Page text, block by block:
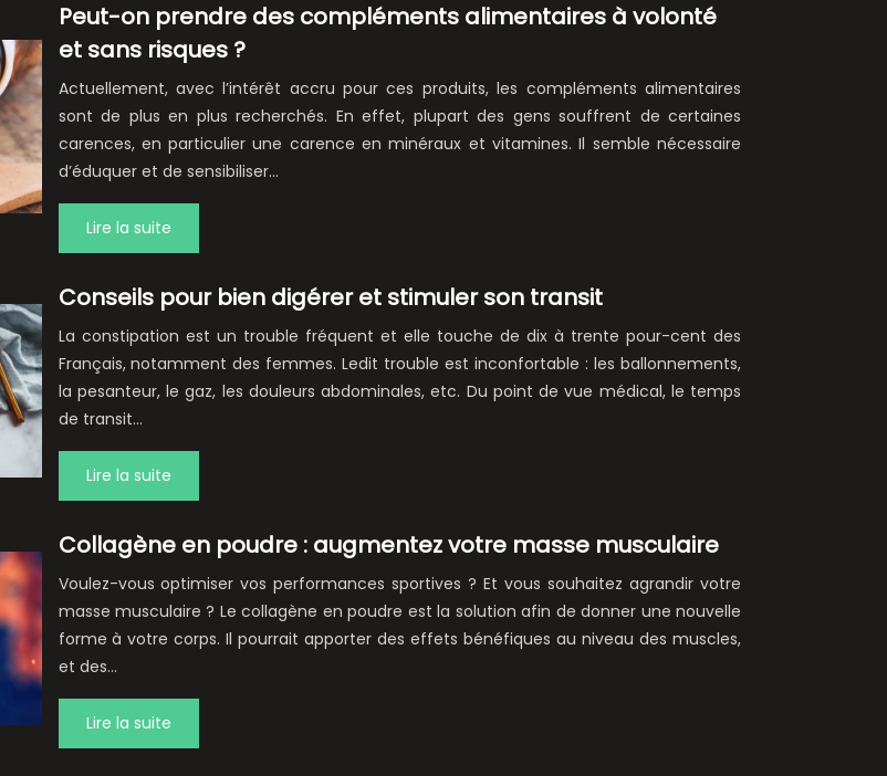
Peut-on prendre des compléments alimentaires à volonté
et sans risques ?
Actuellement, avec l’intérêt accru pour ces produits, les compléments alimentaires
sont de plus en plus recherchés. En effet, plupart des gens souffrent de certaines
carences, en particulier une carence en minéraux et vitamines. Il semble nécessaire
d’éduquer et de sensibiliser…
Lire la suite
Conseils pour bien digérer et stimuler son transit
La constipation est un trouble fréquent et elle touche de dix à trente pour-cent des
Français, notamment des femmes. Ledit trouble est inconfortable : les ballonnements,
la pesanteur, le gaz, les douleurs abdominales, etc. Du point de vue médical, le temps
de transit…
Lire la suite
Collagène en poudre : augmentez votre masse musculaire
Voulez-vous optimiser vos performances sportives ? Et vous souhaitez agrandir votre
masse musculaire ? Le collagène en poudre est la solution afin de donner une nouvelle
forme à votre corps. Il pourrait apporter des effets bénéfiques au niveau des muscles,
et des…
Lire la suite